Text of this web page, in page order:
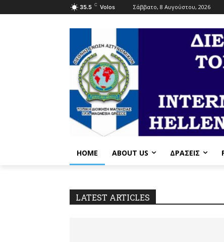
35.5 C Volos Σάββατο, 8 Αυγούστου, 2026
HOME ABOUT US ΔΡΆΣΕΙΣ
LATEST ARTICLES